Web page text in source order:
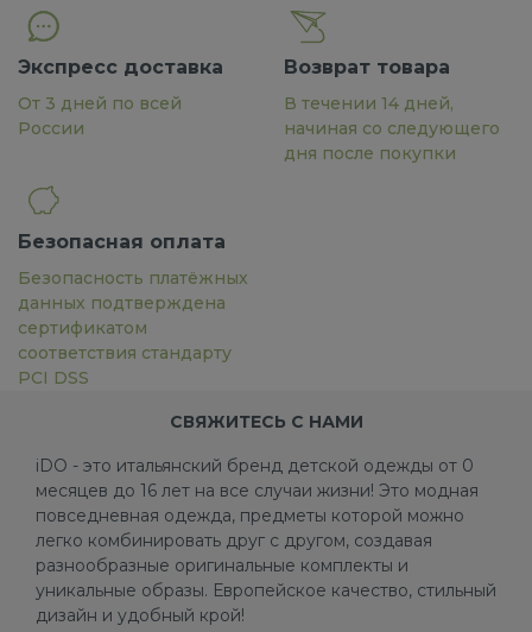
Экспресс доставка
От 3 дней по всей
России
Возврат товара
В течении 14 дней,
начиная со следующего
дня после покупки
Безопасная оплата
Безопасность платёжных
данных подтверждена
сертификатом
соответствия стандарту
PCI DSS
СВЯЖИТЕСЬ С НАМИ
iDO - это итальянский бренд детской одежды от 0
месяцев до 16 лет на все случаи жизни! Это модная
повседневная одежда, предметы которой можно
легко комбинировать друг с другом, создавая
разнообразные оригинальные комплекты и
уникальные образы. Европейское качество, стильный
дизайн и удобный крой!